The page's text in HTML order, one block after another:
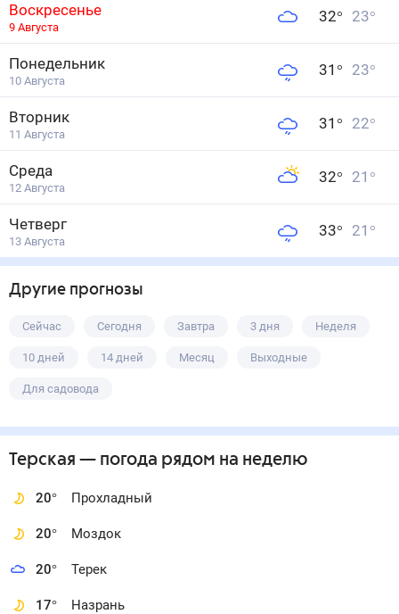
Воскресенье
9 Августа
32° 23°
Понедельник
10 Августа
31 ° 23°
Вторник
11 Августа
31 ° 22°
Среда
12 Августа
32° 21 °
Четверг
13 Августа
33° 21 °
Другие прогнозы
Сейчас Сегодня Завтра 3 дня Неделя
10 дней 14 дней Месяц Выходные
Для садовода
Терская — погода рядом на неделю
20° Прохладный
20° Моздок
20° Терек
17° Назрань